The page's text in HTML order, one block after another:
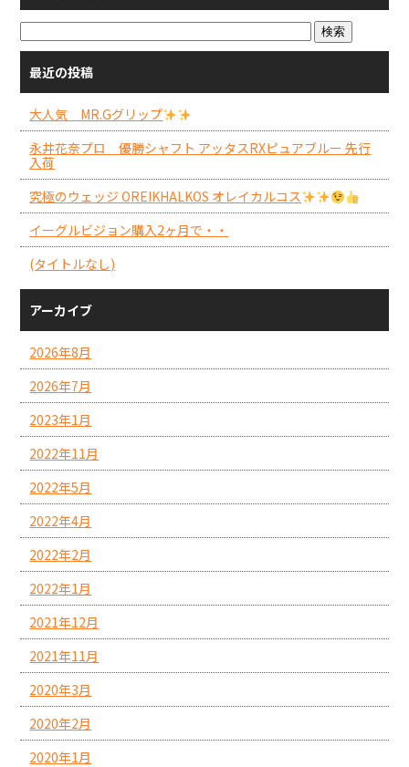
最近の投稿
大人気 MR.Gグリップ
永井花奈プロ 優勝シャフト アッタスRXピュアブルー 先行
入荷
究極のウェッジ OREIKHALKOS オレイカルコス
イーグルビジョン購入2ヶ月で・・
(タイトルなし)
アーカイブ
2026年8月
2026年7月
2023年1月
2022年11月
2022年5月
2022年4月
2022年2月
2022年1月
2021年12月
2021年11月
2020年3月
2020年2月
2020年1月